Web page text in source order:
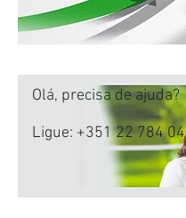
Olá, precisa de ajuda?
Ligue: +351 22 784